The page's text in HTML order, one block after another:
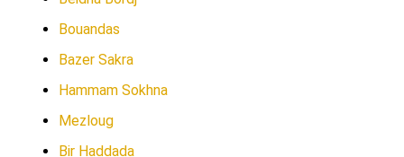
Bouandas
Bazer Sakra
Hammam Sokhna
Mezloug
Bir Haddada